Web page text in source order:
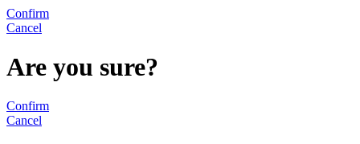
Confirm
Cancel
Are you sure?
Confirm
Cancel